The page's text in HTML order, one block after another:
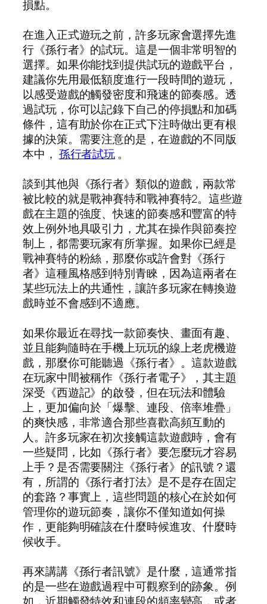
損點。
在進入正式遊玩之前，許多玩家會選擇先進
行《孫行者》的試玩。這是一個非常明智的
選擇。如果你能找到提供試玩的遊戲平台，
建議你先用最低額度進行一段時間的遊玩，
以感受遊戲的觸發密度和飛速的節奏感。透
過試玩，你可以記錄下自己的停損點和加碼
條件，這有助於你在正式下注時做出更有根
據的決策。需要注意的是，在遊戲的不同版
本中， 孫行者試玩 。
談到其他與《孫行者》類似的遊戲，兩款常
被比較的就是戰神賽特和戰神賽特2。這些遊
戲在主題的強度、快速的節奏感和豐富的特
效上例外地具吸引力，尤其在操作與節奏控
制上，都需要玩家有所掌握。如果你已經是
戰神賽特的粉絲，那麼你或許會對《孫行
者》這種風格感到特別青睞，因為這兩者在
某些玩法上的共通性，讓許多玩家在轉換遊
戲時並不會感到不適應。
如果你最近在尋找一款節奏快、畫面有趣、
並且能夠隨時在手機上玩玩的線上老虎機遊
戲，那麼你可能聽過《孫行者》。這款遊戲
在玩家中間被稱作《孫行者電子》，其主題
深受《西遊記》的啟發，但在玩法和體驗
上，更加偏向於「爆擊、連段、倍率堆疊」
的爽快感，非常適合那些喜歡高頻互動的
人。許多玩家在初次接觸這款遊戲時，會有
一些疑問，比如《孫行者》要怎麼玩才容易
上手？是否需要關注《孫行者》的訊號？還
有，所謂的《孫行者打法》是不是存在固定
的套路？事實上，這些問題的核心在於如何
管理你的遊玩節奏，讓你不僅知道如何操
作，更能夠明確該在什麼時候進攻、什麼時
候收手。
再來講講《孫行者訊號》是什麼，這通常指
的是一些在遊戲過程中可觀察到的跡象。例